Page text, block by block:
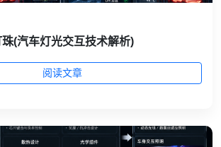
(汽车灯光交互技术解析)
阅读文章